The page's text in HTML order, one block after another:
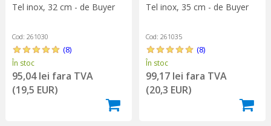
Tel inox, 32 cm - de Buyer
Cod: 261030
(8)
În stoc
95,04 lei fara TVA
(19,5 EUR)
Tel inox, 35 cm - de Buyer
Cod: 261035
(8)
În stoc
99,17 lei fara TVA
(20,3 EUR)